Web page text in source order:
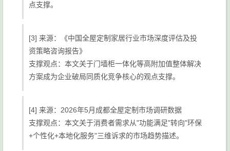
点支撑。
[3] 来源：《中国全屋定制家居行业市场深度评估及投
资策略咨询报告》
支撑观点：本文关于门墙柜一体化等高附加值整体解决
方案成为企业破局同质化竞争核心的观点支撑。
[4] 来源：2026年5月成都全屋定制市场调研数据
支撑观点：本文关于消费者需求从"功能满足"转向"环保
+个性化+本地化服务"三维诉求的市场趋势描述。